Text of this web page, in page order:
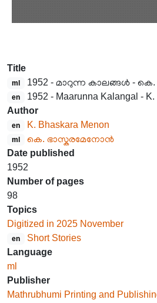
Title
ml 1952 - മാറുന്ന കാലങ്ങൾ -
en
1952 - Maarunna Kalangal -
Author
en K. Bhaskara Menon
ml
കെ. ഭാസ്കരമേനോൻ
Date published
1952
Number of pages
98
Topics
Digitized in 2025 November
en
Short Stories
Language
ml
Publisher
Mathrubhumi Printing and